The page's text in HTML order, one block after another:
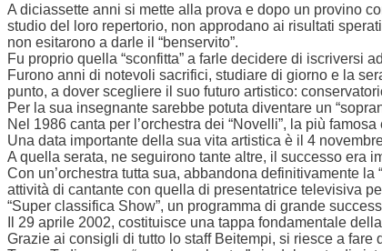
A diciassette anni si mette alla prova e dopo un provino
studio del loro repertorio, non approdano ai risultati
non esitarono a darle il “benservito”.
Fu proprio quella “sconfitta” a farle decidere di iscriversi
Furono anni di notevoli sacrifici, studiare di giorno e la
punto, a dover scegliere il suo futuro artistico:
Per la sua insegnante sarebbe potuta diventare un
Nel 1986 canta per l’orchestra dei “Novelli”, la più
Una data importante della sua vita artistica è il 4
A quella serata, ne seguirono tante altre, il successo era
Con un’orchestra tutta sua, abbandona definitivamente
attività di cantante con quella di presentatrice televisiva
“Super classifica Show”, un programma di grande
Il 29 aprile 2002, costituisce una tappa fondamentale
Grazie ai consigli di tutto lo staff Beitempi, si riesce a fare